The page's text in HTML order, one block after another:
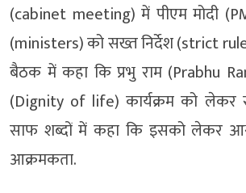
(cabinet meeting) में पीएम मोदी
(ministers) को सख्त निर्देश (strict
बैठक में कहा कि प्रभु राम (Prabhu
(Dignity of life) कार्यक्रम को लेकर
साफ शब्दों में कहा कि इसको लेकर
आक्रमकता.